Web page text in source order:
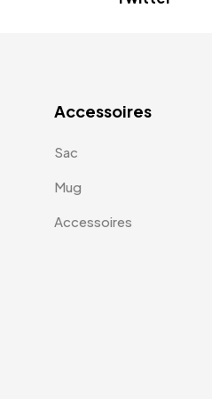
Accessoires
Sac
Mug
Accessoires